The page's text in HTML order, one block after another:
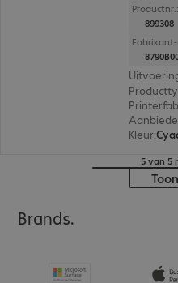
Productnr.:
899308
Kleur:
5 van 5
Brands.